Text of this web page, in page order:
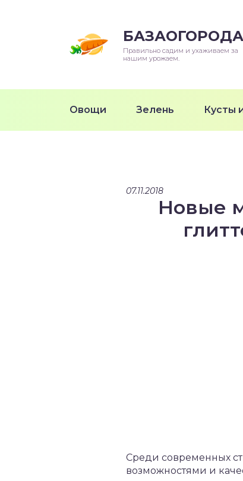
БАЗАОГОРОДА
Правильно садим и ухаживаем за
нашим урожаем.
Овощи Зелень Кусты
07.11.2018
Новые
Среди современных
возможностями и